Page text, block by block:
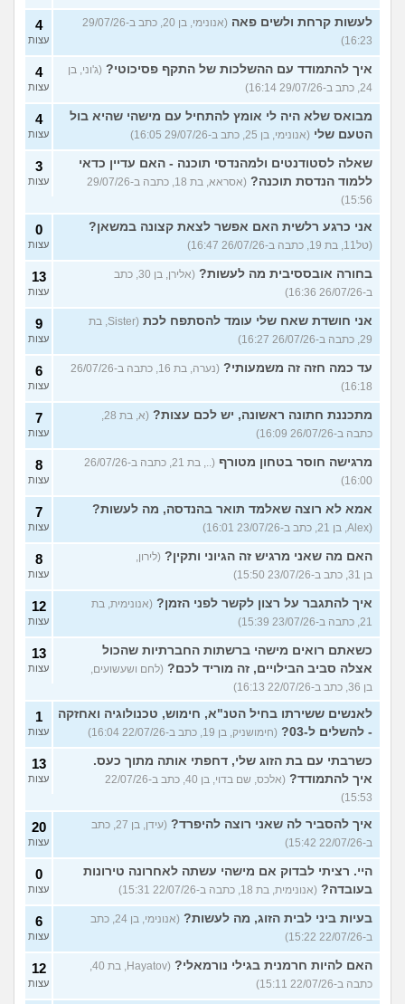
לעשות קרחת ולשים פאה
(אנונימי, בן 20, כתב ב-29/07/26
16:23)
4
עצות
איך להתמודד עם ההשלכות של התקף פסיכוטי? (ג'וני, בן
24, כתב ב-29/07/26 16:14)
4
עצות
מבואס שלא היה לי אומץ להתחיל עם מישהי שהיא בול
הטעם שלי (אנונימי, בן 25, כתב ב-29/07/26 16:05)
4
עצות
שאלה לסטודנטים ולמהנדסי תוכנה - האם עדיין כדאי
ללמוד הנדסת תוכנה?
(אסראא, בת 18, כתבה ב-29/07/26
15:56)
3
עצות
אני כרגע רלשית האם אפשר לצאת קצונה במשאן?
(טל11, בת 19, כתבה ב-26/07/26 16:47)
0
עצות
בחורה אובססיבית מה לעשות?
(אלירן, בן 30, כתב
ב-26/07/26 16:36)
13
עצות
אני חושדת שאח שלי עומד להסתפח לכת
(Sister, בת
29, כתבה ב-26/07/26 16:27)
9
עצות
עד כמה חזה זה משמעותי?
(נערה, בת 16, כתבה ב-26/07/26
16:18)
6
עצות
מתכננת חתונה ראשונה, יש לכם עצות?
(א, בת 28,
כתבה ב-26/07/26 16:09)
7
עצות
מרגישה חוסר בטחון מטורף
(.., בת 21, כתבה ב-26/07/26
16:00)
8
עצות
אמא לא רוצה שאלמד תואר בהנדסה, מה לעשות?
(Alex, בן 21, כתב ב-23/07/26 16:01)
7
עצות
האם מה שאני מרגיש זה הגיוני ותקין? (לירון,
בן 31, כתב ב-23/07/26 15:50)
8
עצות
איך להתגבר על רצון לקשר לפני הזמן? (אנונימית, בת
21, כתבה ב-23/07/26 15:39)
12
עצות
כשאתם רואים מישהי ברשתות החברתיות שהכול
אצלה סביב הבילויים, זה מוריד לכם? (לחם ושעשועים,
בן 36, כתב ב-22/07/26 16:13)
13
עצות
לאנשים ששירתו בחיל הטנ"א, חימוש, טכנולוגיה ואחזקה
- להשלים ל-03?
(חימושניק, בן 19, כתב ב-22/07/26 16:04)
1
עצות
כשרבתי עם בת הזוג שלי, דחפתי אותה מתוך כעס.
איך להתמודד?
(אלכס, שם בדוי, בן 40, כתב ב-22/07/26
15:53)
13
עצות
איך להסביר לה שאני רוצה להיפרד?
(עידן, בן 27, כתב
ב-22/07/26 15:42)
20
עצות
היי. רציתי לבדוק אם מישהי עשתה לאחרונה טירונות
בעובדה? (אנונימית, בת 18, כתבה ב-22/07/26 15:31)
0
עצות
בעיות ביני לבית הזוג, מה לעשות?
(אנונימי, בן 24, כתב
ב-22/07/26 15:22)
6
עצות
האם להיות חרמנית בגילי נורמאלי?
(Hayatov, בת 40,
כתבה ב-22/07/26 15:11)
12
עצות